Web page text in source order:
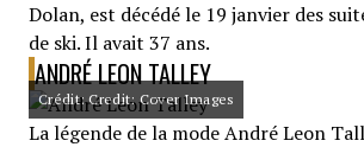
Dolan, est décédé le 19 janvier des
de ski. Il avait 37 ans.
ANDRÉ LEON TALLEY
Crédit: Credit: Cover Images
La légende de la mode André Leon